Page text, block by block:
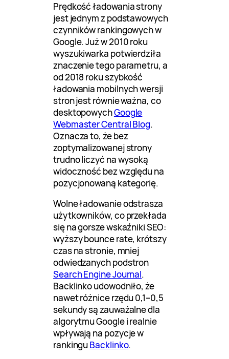
Prędkość ładowania strony
jest jednym z podstawowych
czynników rankingowych w
Google. Już w 2010 roku
wyszukiwarka potwierdziła
znaczenie tego parametru, a
od 2018 roku szybkość
ładowania mobilnych wersji
stron jest równie ważna, co
desktopowychGoogle
Webmaster Central Blog.
Oznacza to, że bez
zoptymalizowanej strony
trudno liczyć na wysoką
widoczność bez względu na
pozycjonowaną kategorię.
Wolne ładowanie odstrasza
użytkowników, co przekłada
się na gorsze wskaźniki SEO:
wyższy bounce rate, krótszy
czas na stronie, mniej
odwiedzanych podstron
Search Engine Journal.
Backlinko udowodniło, że
nawet różnice rzędu 0,1–0,5
sekundy są zauważalne dla
algorytmu Google i realnie
wpływają na pozycje w
rankinguBacklinko.